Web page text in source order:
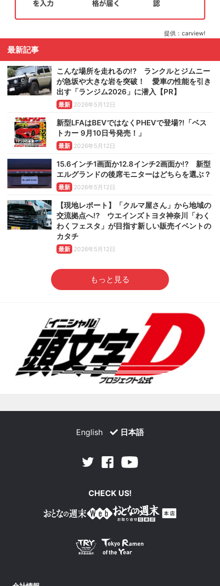
提供：carview!
最新記事
こんな場所を走れるの!? ランクルとジムニー
が急坂や大きな岩を突破！ 愛車の性能を引き
出す「ランジム2026」に潜入【PR】
最新 2026年5月12日
新型LFAはBEVではなくPHEVで登場?!「ベス
トカー 9月10日号発売！」
最新 2026年5月12日
15.6インチ1画面か12.8インチ2画面か!? 新型
エルグランドの後席モニターはどちらを選ぶ？
最新 2026年5月12日
【現地レポート】「クルマ屋さん」から地域の
交流拠点へ!? ウエインズトヨタ神奈川「わく
わくフェスタ」が目指す新しい販売イベントの
カタチ
最新 2026年5月12日
もっと見る
English 日本語
Twitter Facebook
CHECK US!